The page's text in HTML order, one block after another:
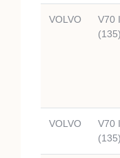
VOLVO
V70
VOLVO
V70